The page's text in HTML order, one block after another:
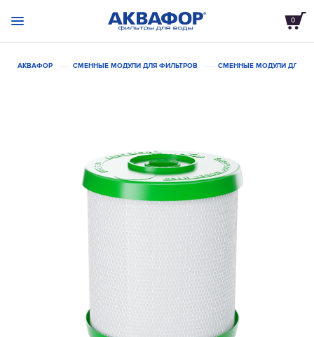
0
АКВАФОР СМЕННЫЕ МОДУЛИ ДЛЯ ФИЛЬТРОВ СМЕННЫЕ МОДУЛИ ДЛЯ